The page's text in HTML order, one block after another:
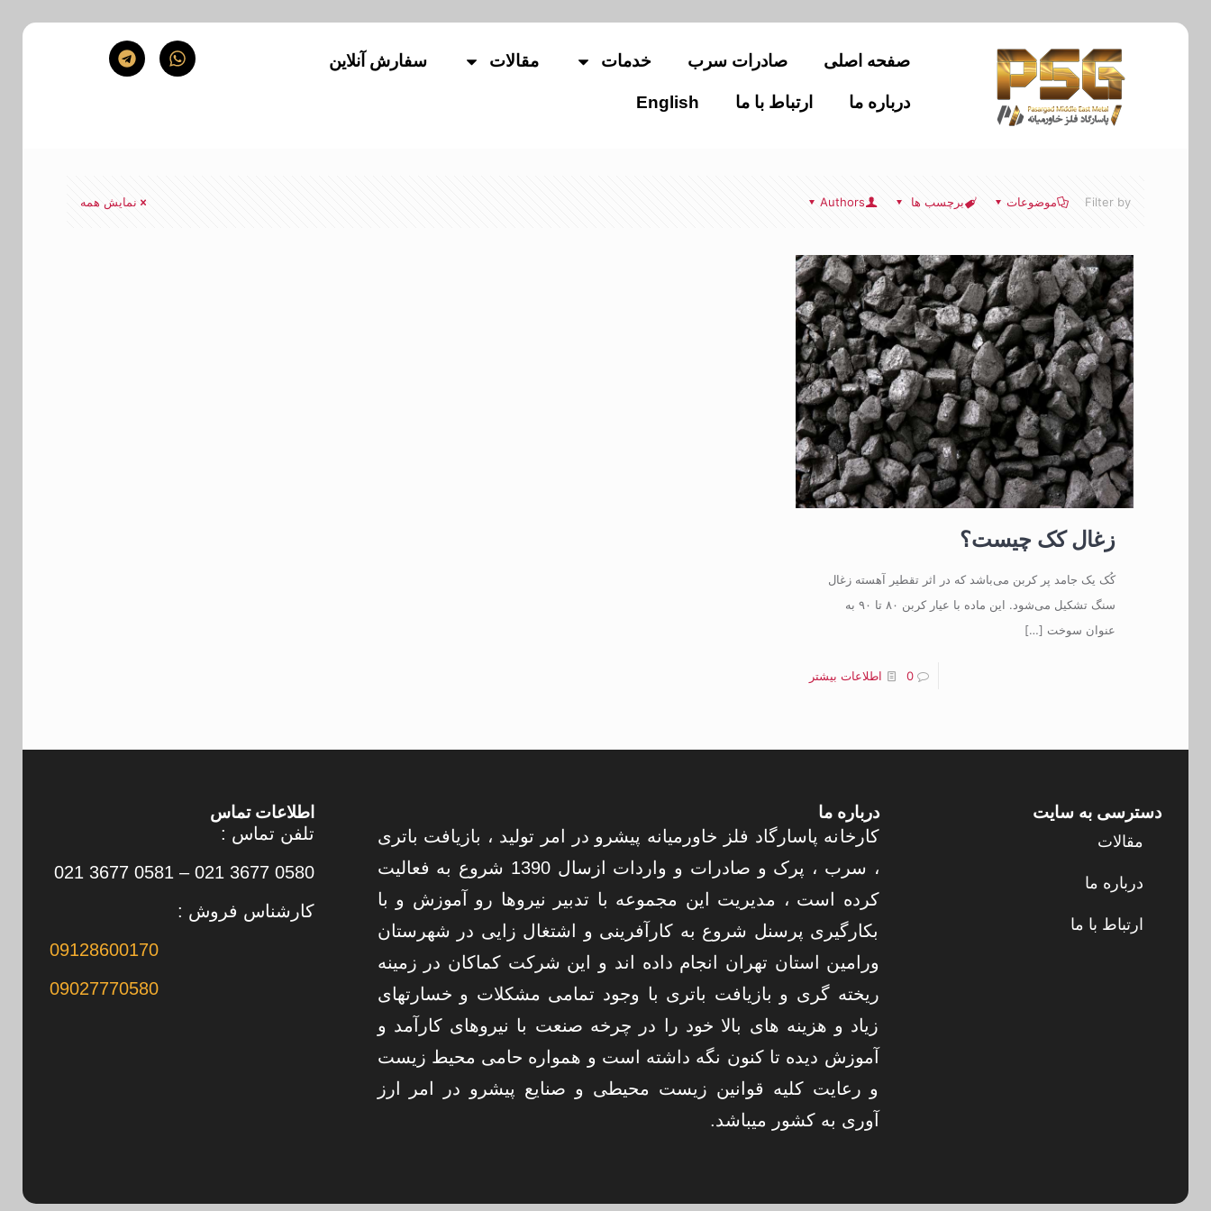
صفحه اصلی صادرات سرب خدمات مقالات سفارش آنلاین
درباره ما ارتباط با ما English
Filter by موضوعات برچسب ها Authors نمایش همه
زغال کک چیست؟
کُک یک جامد پر کربن می‌باشد که در اثر تقطیر آهسته زغال
سنگ تشکیل می‌شود. این ماده با عیار کربن ۸۰ تا ۹۰ به
عنوان سوخت […]
0 اطلاعات بیشتر
دسترسی به سایت
مقالات
درباره ما
ارتباط با ما
درباره ما
کارخانه پاسارگاد فلز خاورمیانه پیشرو در امر تولید ، بازیافت باتری
، سرب ، پرک و صادرات و واردات ازسال 1390 شروع به فعالیت
کرده است ، مدیریت این مجموعه با تدبیر نیروها رو آموزش و با
بکارگیری پرسنل شروع به کارآفرینی و اشتغال زایی در شهرستان
ورامین استان تهران انجام داده اند و این شرکت کماکان در زمینه
ریخته گری و بازیافت باتری با وجود تمامی مشکلات و خسارتهای
زیاد و هزینه های بالا خود را در چرخه صنعت با نیروهای کارآمد و
آموزش دیده تا کنون نگه داشته است و همواره حامی محیط زیست
و رعایت کلیه قوانین زیست محیطی و صنایع پیشرو در امر ارز
آوری به کشور میباشد.
اطلاعات تماس
تلفن تماس :
0580 3677 021 – 0581 3677 021
کارشناس فروش :
09128600170
09027770580